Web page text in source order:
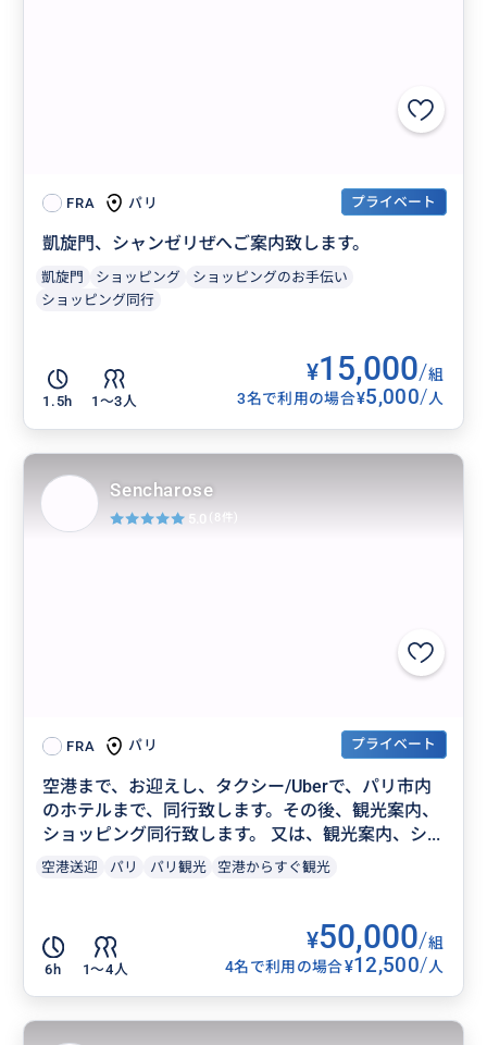
FRA パリ プライベート
凱旋門、シャンゼリぜへご案内致します。
凱旋門 ショッピング
ショッピングのお手伝い
ショッピング同行
1.5h 1〜3人
¥15,000/組
3名で利用の場合¥5,000/人
FRA パリ プライベート
空港まで、お迎えし、タクシー/Uberで、パリ市内
のホテルまで、同行致します。その後、観光案内、
ショッピング同行致します。 又は、観光案内、シ...
空港送迎 パリ パリ観光 空港からすぐ観光
6h 1〜4人
¥50,000/組
4名で利用の場合¥12,500/人
Sencharose
5.0 (8件)